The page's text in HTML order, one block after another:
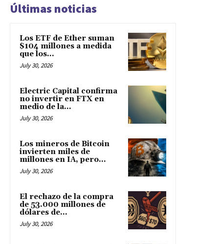
Últimas noticias
Los ETF de Ether suman
$104 millones a medida
que los...
July 30, 2026
Electric Capital confirma
no invertir en FTX en
medio de la...
July 30, 2026
Los mineros de Bitcoin
invierten miles de
millones en IA, pero...
July 30, 2026
El rechazo de la compra
de 53.000 millones de
dólares de...
July 30, 2026